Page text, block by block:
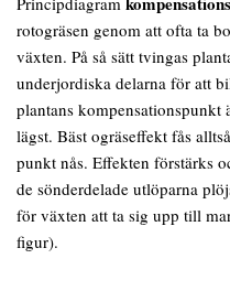
rotogräsen genom att ofta ta
växten. På så sätt tvingas
underjordiska delarna för att
plantans kompensationspunkt
lägst. Bäst ogräseffekt fås
punkt nås. Effekten förstärks
de sönderdelade utlöparna
för växten att ta sig upp till
figur).